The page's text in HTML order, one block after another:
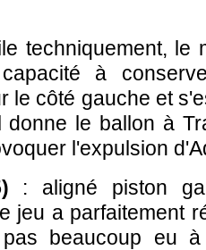
techniquement, le
à
le côté gauche et
donne le ballon à
l'expulsion
: aligné piston
jeu a parfaitement
beaucoup eu